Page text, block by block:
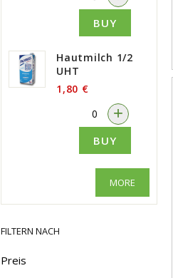
BUY
Hautmilch 1/2
UHT
1,80 €
+
BUY
MORE
FILTERN NACH
Preis